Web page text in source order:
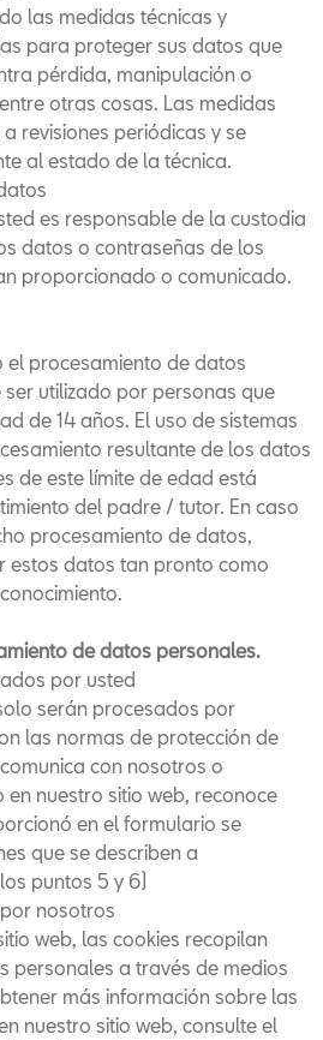
las medidas técnicas y
para proteger sus datos que
pérdida, manipulación o
otras cosas. Las medidas
revisiones periódicas y se
al estado de la técnica.
es responsable de la custodia
datos o contraseñas de los
proporcionado o comunicado.
procesamiento de datos
utilizado por personas que
de 14 años. El uso de sistemas
resultante de los datos
de este límite de edad está
del padre / tutor. En caso
procesamiento de datos,
estos datos tan pronto como
de datos personales.
por usted
serán procesados por
las normas de protección de
con nosotros o
nuestro sitio web, reconoce
en el formulario se
que se describen a
puntos 5 y 6)
nosotros
web, las cookies recopilan
personales a través de medios
más información sobre las
nuestro sitio web, consulte el